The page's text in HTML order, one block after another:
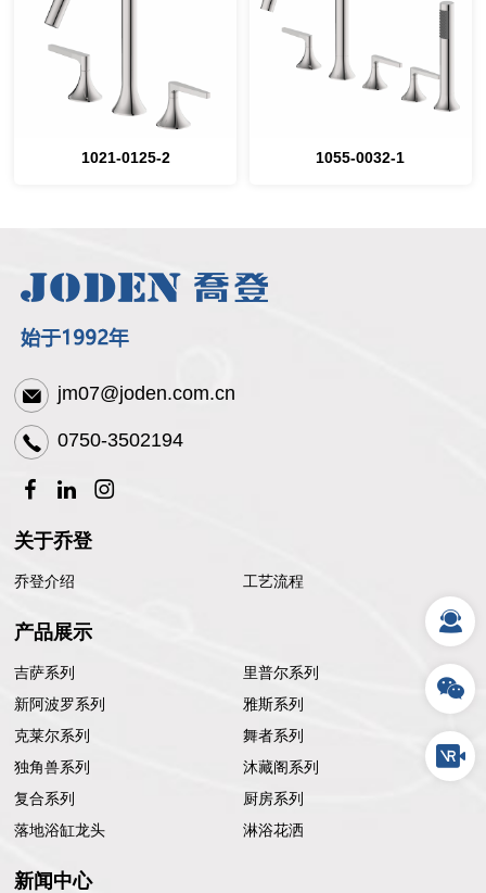
1021-0125-2 1055-0032-1
jm07@joden.com.cn
0750-3502194
关于乔登
乔登介绍 工艺流程
产品展示
吉萨系列
里普尔系列
新阿波罗系列
雅斯系列
克莱尔系列
舞者系列
独角兽系列
沐藏阁系列
复合系列
厨房系列
落地浴缸龙头
淋浴花洒
新闻中心